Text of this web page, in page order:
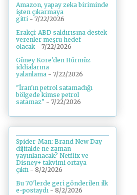
Amazon, yapay zeka biriminde
işten çıkarmaya
gitti - 7/22/2026
Erakçi: ABD saldırısına destek
verenler meşru hedef
olacak - 7/22/2026
Güney Kore'den Hürmüz
iddialarına
yalanlama - 7/22/2026
"İran'ın petrol satamadığı
bölgede kimse petrol
satamaz" - 7/22/2026
Spider-Man: Brand New Day
dijitalde ne zaman
yayınlanacak? Netflix ve
Disney+ takvimi ortaya
çıktı - 8/2/2026
Bu 70'lerde geri gönderilen ilk
e-postaydı - 8/2/2026